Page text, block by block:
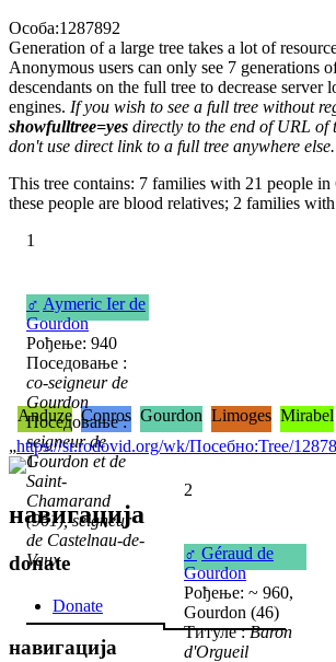
Особа:1287892
Generation of a large tree takes a lot of
Anonymous users can only see 7 generations
descendants on the full tree to decrease server
engines. If you wish to see a full tree without
showfulltree=yes directly to the end of URL of
don't use direct link to a full tree anywhere else.
This tree contains: 7 families with 21 people in
these people are blood relatives; 2 families
1
♂ Aymeric Ier de
Gourdon
Рођење: 940
Поседовање :
co-seigneur de
Gourdon
Поседовање :
seigneur de
Gourdon et de
Saint-
Chamarand
(961), seigneur
de Castelnau-de-
Vaux
1
2
♂ Géraud de
Gourdon
Рођење: ~ 960,
Gourdon (46)
Титуле :Baron
d'Orgueil
Anduze Conros Gourdon Limoges Mirabel
„https://sr.rodovid.org/wk/Посебно:Tree/
навигација
donate
Donate
навигација